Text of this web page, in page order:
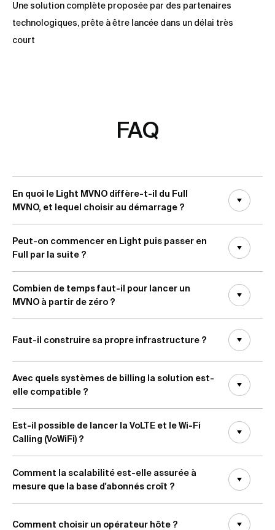
Une solution complète proposée par des partenaires
technologiques, prête à être lancée dans un délai très
court
FAQ
En quoi le Light MVNO diffère-t-il du Full
MVNO, et lequel choisir au démarrage ?
Peut-on commencer en Light puis passer en
Full par la suite ?
Combien de temps faut-il pour lancer un
MVNO à partir de zéro ?
Faut-il construire sa propre infrastructure ?
Avec quels systèmes de billing la solution est-
elle compatible ?
Est-il possible de lancer la VoLTE et le Wi-Fi
Calling (VoWiFi) ?
Comment la scalabilité est-elle assurée à
mesure que la base d'abonnés croît ?
Comment choisir un opérateur hôte ?